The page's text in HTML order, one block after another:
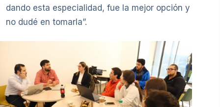
dando esta especialidad, fue la mejor opción y
no dudé en tomarla”.